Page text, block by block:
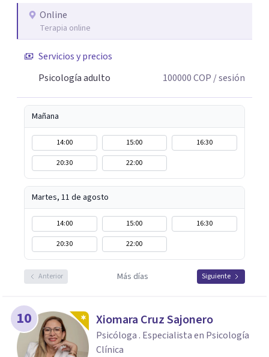
Online
Terapia online
Servicios y precios
Psicología adulto
100000COP / sesión
Mañana
14:00 15:00
16:30
20:30
22:00
Martes, 11 de agosto
14:00 15:00
16:30
20:30
22:00
Anterior Más días Siguiente
10 Xiomara Cruz Sajonero
Psicóloga . Especialista en Psicología
Clínica